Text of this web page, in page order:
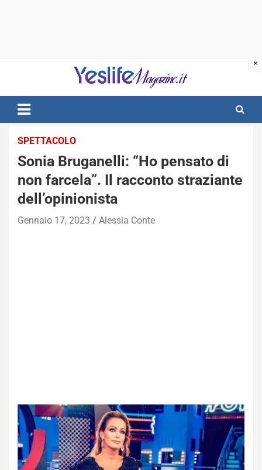
notizie di intrattenimento
SPETTACOLO
Sonia Bruganelli: “Ho pensato di
non farcela”. Il racconto straziante
dell’opinionista
Gennaio 17, 2023 Alessia Conte